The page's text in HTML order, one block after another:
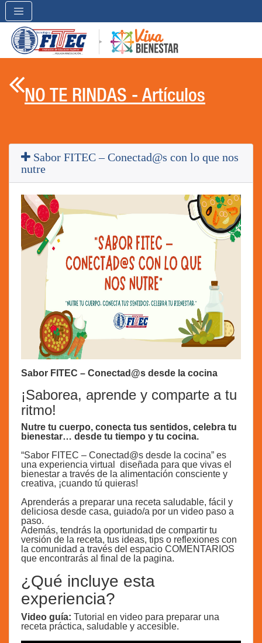
NO TE RINDAS - Artículos
Sabor FITEC – Conectad@s con lo que nos
nutre
Sabor FITEC – Conectad@s desde la cocina
¡Saborea, aprende y comparte a tu
ritmo!
Nutre tu cuerpo, conecta tus sentidos, celebra tu
bienestar… desde tu tiempo y tu cocina.
“Sabor FITEC – Conectad@s desde la cocina” es
una experiencia virtual diseñada para que vivas el
bienestar a través de la alimentación consciente y
creativa, ¡cuando tú quieras!
Aprenderás a preparar una receta saludable, fácil y
deliciosa desde casa, guiado/a por un video paso a
paso.
Además, tendrás la oportunidad de compartir tu
versión de la receta, tus ideas, tips o reflexiones con
la comunidad a través del espacio COMENTARIOS
que encontrarás al final de la pagina.
¿Qué incluye esta
experiencia?
Video guía: Tutorial en video para preparar una
receta práctica, saludable y accesible.